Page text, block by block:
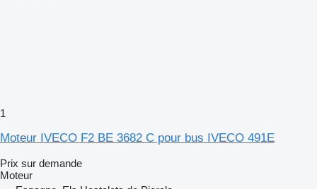
1
Moteur IVECO F2 BE 3682 C pour bus IVECO 491E
Prix sur demande
Moteur